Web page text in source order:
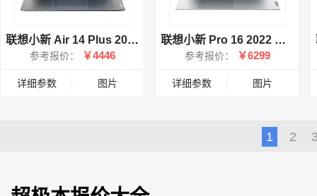
联想小新 Air 14 Plus 2021 锐龙版(R5 5600U/16GB/512GB/集显/Win11)
参考报价： ￥4446
详细参数 图片
联想小新 Pro 16 2022 酷睿版(i9 12900H/16GB/512GB/集显)
参考报价： ￥6299
详细参数 图片
1 2